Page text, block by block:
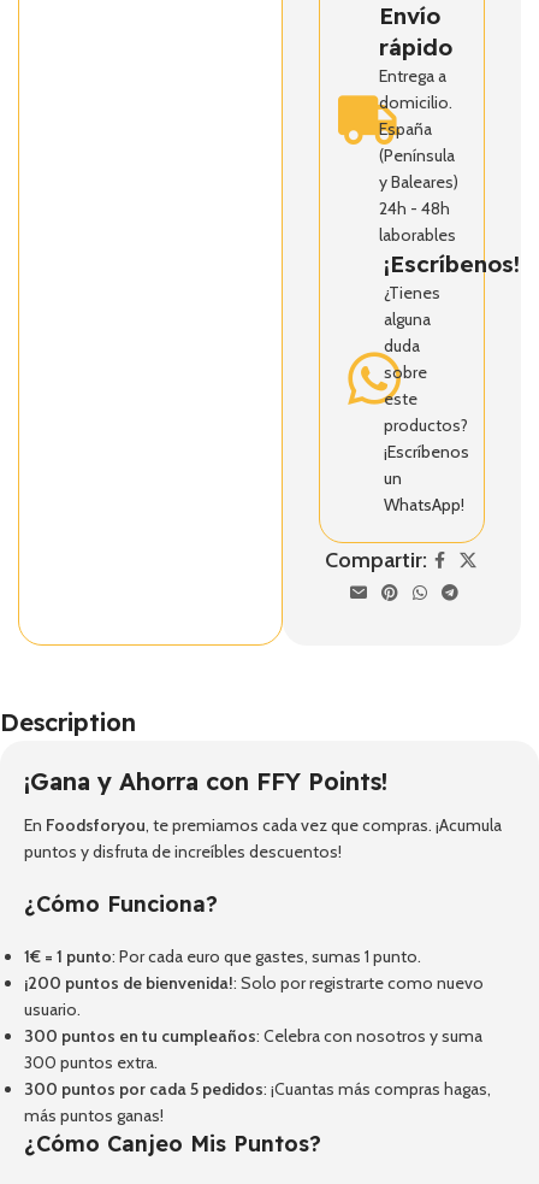
Envío
rápido
Entrega a
domicilio.
España
(Península
y Baleares)
24h - 48h
laborables
¡Escríbenos!
¿Tienes
alguna
duda
sobre
este
productos?
¡Escríbenos
un
WhatsApp!
Compartir:
Description
¡Gana y Ahorra con FFY Points!
En Foodsforyou, te premiamos cada vez que compras. ¡Acumula
puntos y disfruta de increíbles descuentos!
¿Cómo Funciona?
1€ = 1 punto: Por cada euro que gastes, sumas 1 punto.
¡200 puntos de bienvenida!: Solo por registrarte como nuevo
usuario.
300 puntos en tu cumpleaños: Celebra con nosotros y suma
300 puntos extra.
300 puntos por cada 5 pedidos: ¡Cuantas más compras hagas,
más puntos ganas!
¿Cómo Canjeo Mis Puntos?